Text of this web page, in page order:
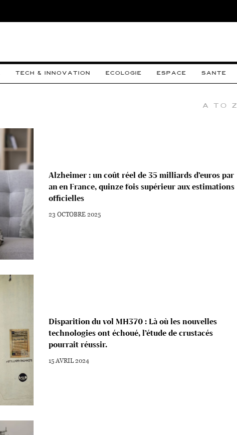
TECH & INNOVATION ECOLOGIE ESPACE SANTE
A to Z
Alzheimer : un coût réel de 35 milliards d’euros par
an en France, quinze fois supérieur aux estimations
officielles
23 OCTOBRE 2025
Disparition du vol MH370 : Là où les nouvelles
technologies ont échoué, l’étude de crustacés
pourrait réussir.
15 AVRIL 2024